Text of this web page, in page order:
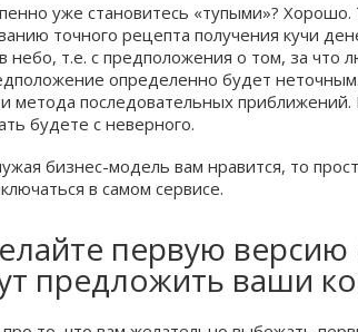
уже становитесь «тупыми»?
точного рецепта получения кучи
небо, т.е. с предположения о том, за что
определенно будет
и метода последовательных
будете с неверного.
бизнес-модель вам нравится, то
в самом сервисе.
первую версию
предложить ваши